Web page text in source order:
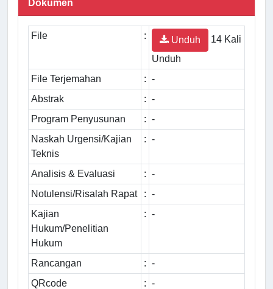
Dokumen
File : Unduh
14 Kali
Unduh
File Terjemahan
: -
Abstrak
: -
Program Penyusunan
: -
Naskah Urgensi/Kajian
Teknis
: -
Analisis & Evaluasi : -
Notulensi/Risalah Rapat
: -
Kajian
Hukum/Penelitian
Hukum
: -
Rancangan : -
QRcode
: -